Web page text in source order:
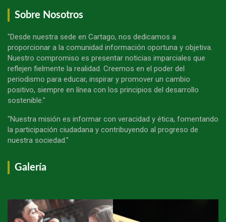
Sobre Nosotros
"Desde nuestra sede en Cartago, nos dedicamos a
proporcionar a la comunidad información oportuna y objetiva.
Nuestro compromiso es presentar noticias imparciales que
reflejen fielmente la realidad. Creemos en el poder del
periodismo para educar, inspirar y promover un cambio
positivo, siempre en línea con los principios del desarrollo
sostenible."
"Nuestra misión es informar con veracidad y ética, fomentando
la participación ciudadana y contribuyendo al progreso de
nuestra sociedad."
Galería